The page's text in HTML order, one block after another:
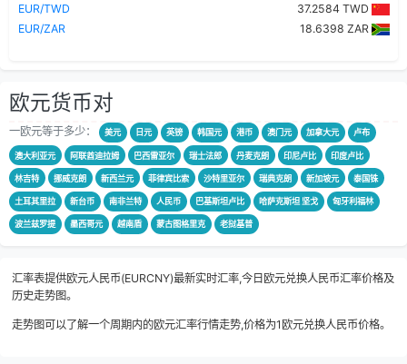
EUR/TWD
37.2584 TWD
EUR/ZAR
18.6398 ZAR
欧元货币对
一欧元等于多少： 美元 日元 英镑 韩国元 港币 澳门元 加拿大元 卢布
澳大利亚元 阿联酋迪拉姆 巴西雷亚尔 瑞士法郎 丹麦克朗 印尼卢比 印度卢比
林吉特 挪威克朗 新西兰元 菲律宾比索 沙特里亚尔 瑞典克朗 新加坡元 泰国铢
土耳其里拉 新台币 南非兰特 人民币 巴基斯坦卢比 哈萨克斯坦 坚戈 匈牙利福林
波兰兹罗提 墨西哥元 越南盾 蒙古图格里克 老挝基普
汇率表提供欧元人民币(EURCNY)最新实时汇率,今日欧元兑换人民币汇率价格及
历史走势图。
走势图可以了解一个周期内的欧元汇率行情走势,价格为1欧元兑换人民币价格。